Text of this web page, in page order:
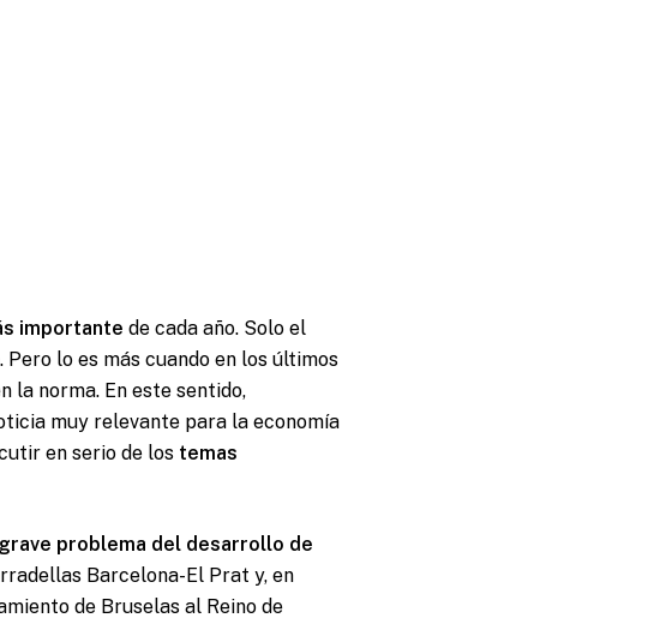
importante de cada año. Solo el
lo es más cuando en los últimos
la norma. En este sentido,
muy relevante para la economía
en serio de los temas
problema del desarrollo de
Barcelona-El Prat y, en
de Bruselas al Reino de